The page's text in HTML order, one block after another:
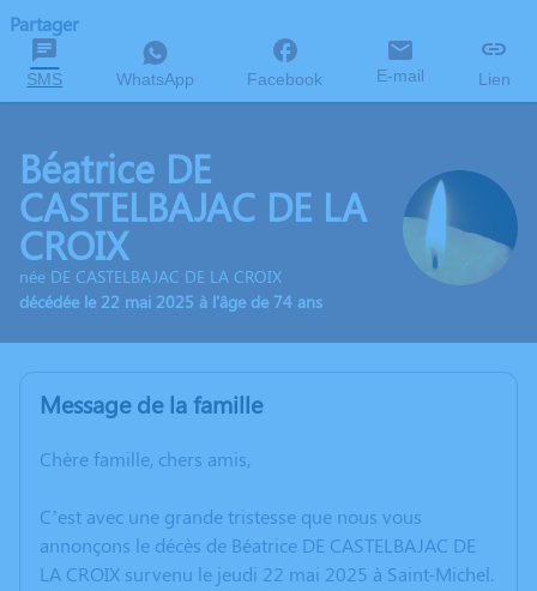
Partager
SMS WhatsApp Facebook E-mail Lien
Béatrice DE
CASTELBAJAC DE LA
CROIX
née DE CASTELBAJAC DE LA CROIX
décédée le 22 mai 2025 à l'âge de 74 ans
Message de la famille
Chère famille, chers amis,
C’est avec une grande tristesse que nous vous
annonçons le décès de Béatrice DE CASTELBAJAC DE
LA CROIX survenu le jeudi 22 mai 2025 à Saint-Michel.